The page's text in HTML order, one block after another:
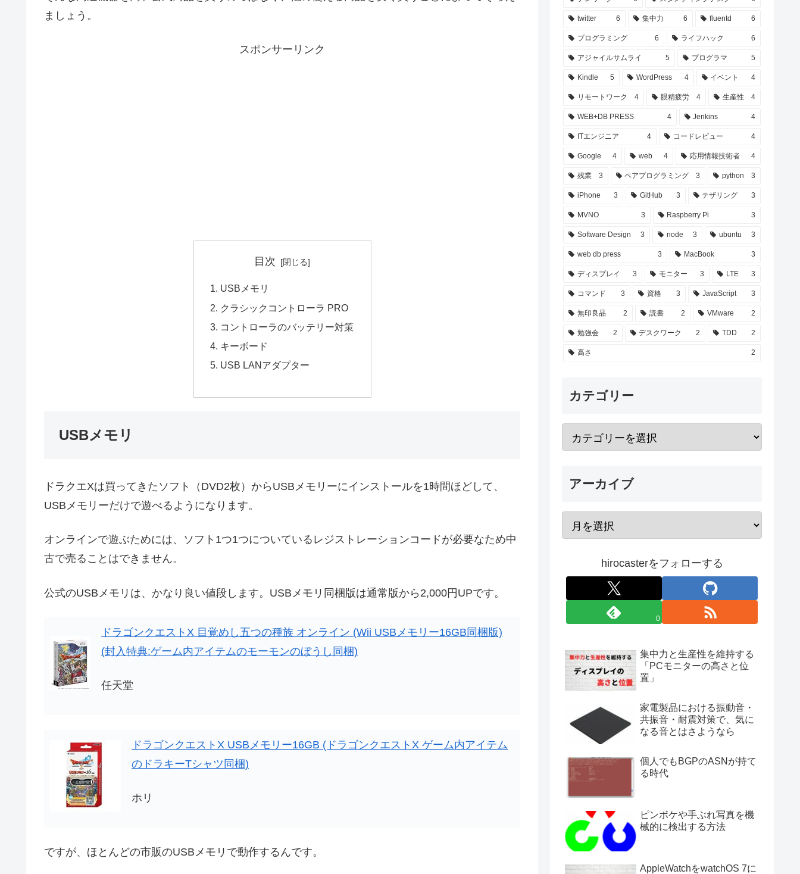
ましょう。
スポンサーリンク
目次
USBメモリ
クラシックコントローラ PRO
コントローラのバッテリー対策
キーボード
USB LANアダプター
USBメモリ
ドラクエXは買ってきたソフト（DVD2枚）からUSBメモリーにインストールを1時間ほどして、
USBメモリーだけで遊べるようになります。
オンラインで遊ぶためには、ソフト1つ1つについているレジストレーションコードが必要なため中
古で売ることはできません。
公式のUSBメモリは、かなり良い値段します。USBメモリ同梱版は通常版から2,000円UPです。
ドラゴンクエストX 目覚めし五つの種族 オンライン (Wii USBメモリー16GB同梱版)
(封入特典:ゲーム内アイテムのモーモンのぼうし同梱)
任天堂
ドラゴンクエストX USBメモリー16GB (ドラゴンクエストX ゲーム内アイテム
のドラキーTシャツ同梱)
ホリ
ですが、ほとんどの市販のUSBメモリで動作するんです。
twitter 6 集中力 6 fluentd 6
プログラミング 6 ライフハック 6
アジャイルサムライ 5 プログラマ 5
Kindle 5 WordPress 4 イベント 4
リモートワーク 4 眼精疲労 4 生産性 4
WEB+DB PRESS 4 Jenkins 4
ITエンジニア 4 コードレビュー 4
Google 4 web 4 応用情報技術者 4
残業 3 ペアプログラミング 3 python 3
iPhone 3 GitHub 3 テザリング 3
MVNO 3 Raspberry Pi 3
Software Design 3 node 3 ubuntu 3
web db press 3 MacBook 3
ディスプレイ 3 モニター 3 LTE 3
コマンド 3 資格 3 JavaScript 3
無印良品 2 読書 2 VMware 2
勉強会 2 デスクワーク 2 TDD 2
高さ 2
カテゴリー
アーカイブ
hirocasterをフォローする
0
集中力と生産性を維持する
「PCモニターの高さと位
置」
家電製品における振動音・
共振音・耐震対策で、気に
なる音とはさようなら
個人でもBGPのASNが持て
る時代
ピンボケや手ぶれ写真を機
械的に検出する方法
AppleWatchをwatchOS 7に